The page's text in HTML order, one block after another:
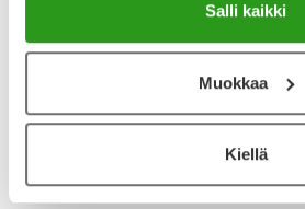
Salli kaikki
Muokkaa
Kiellä
MEDRULL HOTPLASTER
LÄMPÖLAASTARI 9 X 14 CM 1
3,50 €